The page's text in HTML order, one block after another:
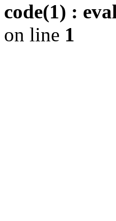
code(1) :
on line 1